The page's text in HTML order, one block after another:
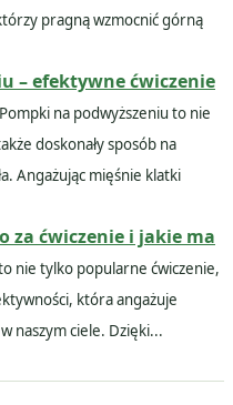
pragną wzmocnić górną
– efektywne ćwiczenie
Pompki na podwyższeniu to nie
doskonały sposób na
Angażując mięśnie klatki
za ćwiczenie i jakie ma
nie tylko popularne ćwiczenie,
która angażuje
naszym ciele. Dzięki...